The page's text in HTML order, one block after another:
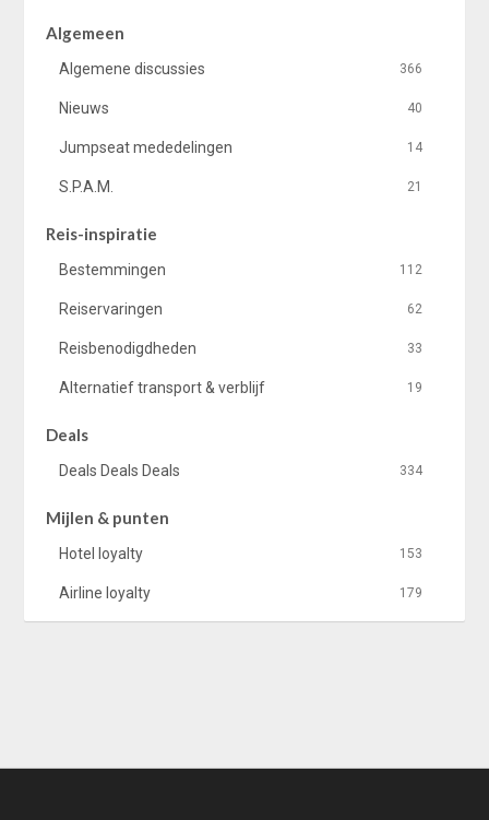
Algemeen
366
Algemene discussies
40
Nieuws
14
Jumpseat mededelingen
21
S.P.A.M.
Reis-inspiratie
112
Bestemmingen
62
Reiservaringen
33
Reisbenodigdheden
19
Alternatief transport & verblijf
Deals
334
Deals Deals Deals
Mijlen & punten
153
Hotel loyalty
179
Airline loyalty